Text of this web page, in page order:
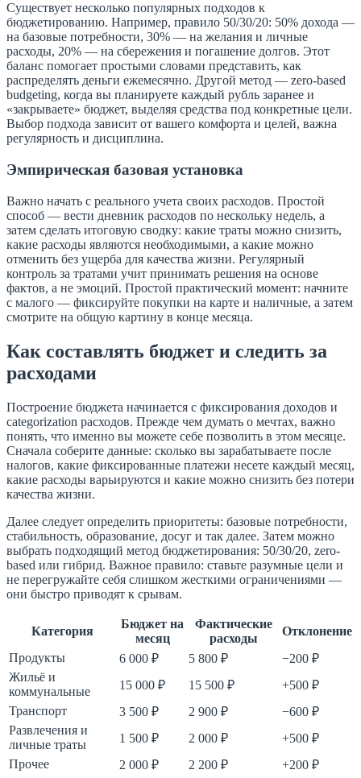
Существует несколько популярных подходов к
бюджетированию. Например, правило 50/30/20: 50% дохода —
на базовые потребности, 30% — на желания и личные
расходы, 20% — на сбережения и погашение долгов. Этот
баланс помогает простыми словами представить, как
распределять деньги ежемесячно. Другой метод — zero-based
budgeting, когда вы планируете каждый рубль заранее и
«закрываете» бюджет, выделяя средства под конкретные цели.
Выбор подхода зависит от вашего комфорта и целей, важна
регулярность и дисциплина.
Эмпирическая базовая установка
Важно начать с реального учета своих расходов. Простой
способ — вести дневник расходов по нескольку недель, а
затем сделать итоговую сводку: какие траты можно снизить,
какие расходы являются необходимыми, а какие можно
отменить без ущерба для качества жизни. Регулярный
контроль за тратами учит принимать решения на основе
фактов, а не эмоций. Простой практический момент: начните
с малого — фиксируйте покупки на карте и наличные, а затем
смотрите на общую картину в конце месяца.
Как составлять бюджет и следить за
расходами
Построение бюджета начинается с фиксирования доходов и
categorization расходов. Прежде чем думать о мечтах, важно
понять, что именно вы можете себе позволить в этом месяце.
Сначала соберите данные: сколько вы зарабатываете после
налогов, какие фиксированные платежи несете каждый месяц,
какие расходы варьируются и какие можно снизить без потери
качества жизни.
Далее следует определить приоритеты: базовые потребности,
стабильность, образование, досуг и так далее. Затем можно
выбрать подходящий метод бюджетирования: 50/30/20, zero-
based или гибрид. Важное правило: ставьте разумные цели и
не перегружайте себя слишком жесткими ограничениями —
они быстро приводят к срывам.
Категория
Бюджет на
месяц
Фактические
расходы
Отклонение
Продукты
6 000 ₽ 5 800 ₽
−200 ₽
Жильё и
коммунальные
15 000 ₽ 15 500 ₽
+500 ₽
Транспорт
3 500 ₽ 2 900 ₽
−600 ₽
Развлечения и
личные траты
1 500 ₽ 2 000 ₽
+500 ₽
Прочее
2 000 ₽ 2 200 ₽ +200 ₽